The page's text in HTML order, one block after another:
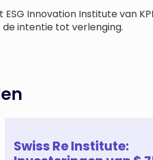
Innovation Institute van
intentie tot verlenging.
Swiss Re Institute: